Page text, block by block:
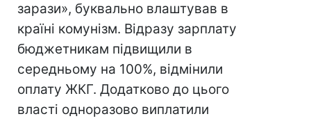
зарази», буквально влаштував в
країні комунізм. Відразу зарплату
бюджетникам підвищили в
середньому на 100%, відмінили
оплату ЖКГ. Додатково до цього
власті одноразово виплатили